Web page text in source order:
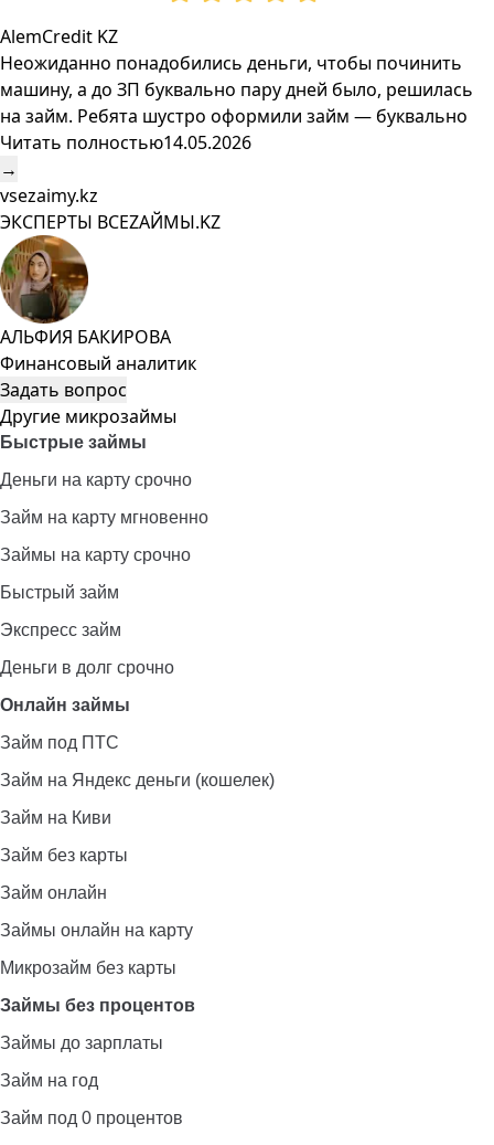
AlemCredit KZ
Неожиданно понадобились деньги, чтобы починить
машину, а до ЗП буквально пару дней было, решилась
на займ. Ребята шустро оформили займ — буквально
Читать полностью14.05.2026
→
vsezaimy.kz
ЭКСПЕРТЫ ВСЕZAЙМЫ.KZ
АЛЬФИЯ БАКИРОВА
Финансовый аналитик
Задать вопрос
Другие микрозаймы
Быстрые займы
Деньги на карту срочно
Займ на карту мгновенно
Займы на карту срочно
Быстрый займ
Экспресс займ
Деньги в долг срочно
Онлайн займы
Займ под ПТС
Займ на Яндекс деньги (кошелек)
Займ на Киви
Займ без карты
Займ онлайн
Займы онлайн на карту
Микрозайм без карты
Займы без процентов
Займы до зарплаты
Займ на год
Займ под 0 процентов